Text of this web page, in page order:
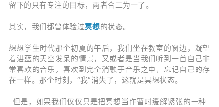
留下的只有专注的目标，两者合二为一了。
其实，我们都曾体验过冥想的状态。
想想学生时代那个初夏的午后，我们坐在教室的窗边，凝望
着湛蓝的天空发呆的情景，又或者是当我们听到一首自己非
常喜欢的音乐，喜欢到完全消融于音乐之中，忘记自己的存
在一样。那个时刻，“我”消失了，这就是冥想状态。
但是，如果我们仅仅只是把冥想当作暂时缓解紧张的一种